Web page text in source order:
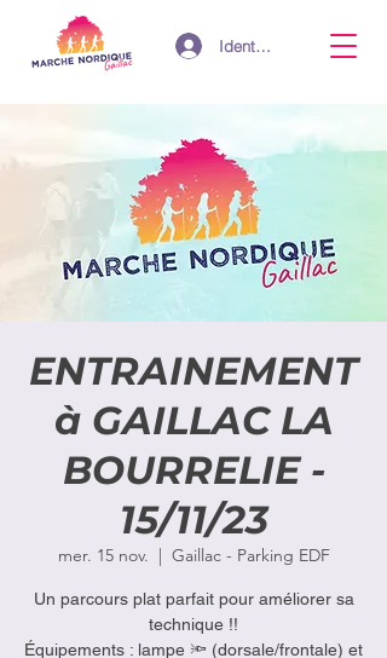
Identifiant
ENTRAINEMENT
à GAILLAC LA
BOURRELIE -
15/11/23
mer. 15 nov.
  |
Gaillac - Parking EDF
Un parcours plat parfait pour améliorer sa
technique !!
Équipements : lampe 🔦 (dorsale/frontale) et